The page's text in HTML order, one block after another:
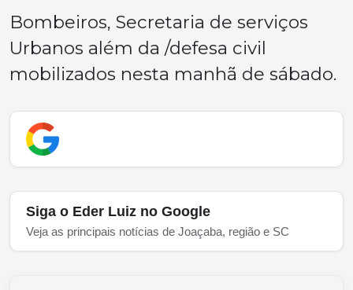
Bombeiros, Secretaria de serviços
Urbanos além da /defesa civil
mobilizados nesta manhã de sábado.
Siga o Eder Luiz no Google
Veja as principais notícias de Joaçaba, região e SC